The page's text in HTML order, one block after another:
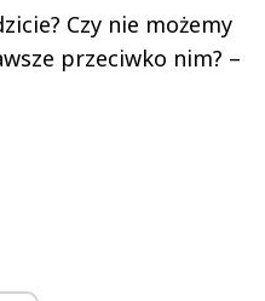
Czy nie możemy
przeciwko nim? –